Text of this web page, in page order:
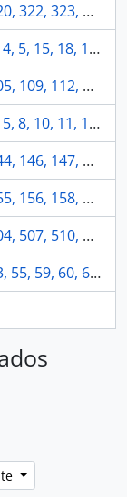
(10) Documentos deteriorados: 320, 322, 323, 325, 329, 330, 334, 337, 340, 344.
(11) Documentos deteriorados: 1, 4, 5, 15, 18, 19, 20, 22, 23, 26, 28.
(11) Documentos deteriorados: 105, 109, 112, 118, 120, 124, 129, 134, 138, 140, 142.
(12) Documentos deteriorados: 2, 5, 8, 10, 11, 12, 14, 19, 35, 41, 42, 44.
(12) Documentos deteriorados: 144, 146, 147, 148, 150, 151, 153, 155, 161, 164, 166, 167.
(12) Documentos deteriorados: 155, 156, 158, 163, 164, 166, 176, 177, 178, 181, 183, 188.
(12) Documentos deteriorados: 504, 507, 510, 511, 514, 515, 522, 528, 529, 534, 535, 536.
(12) Documentos deteriorados: 53, 55, 59, 60, 61, 63, 68, 69, 73, 78, 79, 81.